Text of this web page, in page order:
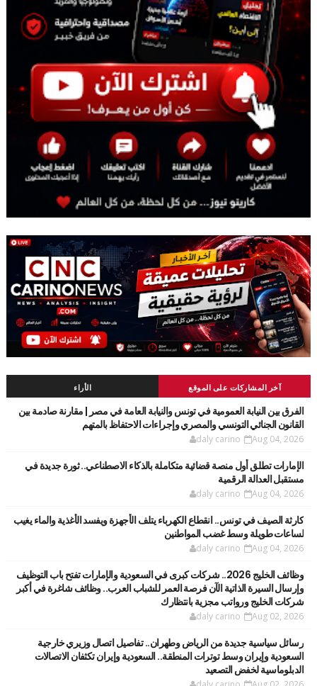
آخر المشاركات على الموقع الأراء
الفرق بين النيابة العمومية في تونس والنيابة العامة في مصر | مقارنة صادمة بين
القانون الجنائي التونسي والمصري وإجراءات الاحتفاظ بالمتهم
daly carino Aug 04, 2026
الإمارات تطلق أول منصة قضائية متكاملة بالذكاء الاصطناعي.. ثورة جديدة في
مستقبل العدالة الرقمية
daly carino Aug 04, 2026
كارثة الصيف في تونس.. انقطاع الكهرباء يتلف الأجهزة ويفسد الأغذية والماء يغيب
لساعات طويلة وسط غضب المواطنين
daly carino Aug 04, 2026
وظائف الخليج 2026.. شركات كبرى في السعودية والإمارات تفتح باب التوظيف
وإرسال السيرة الذاتية الآن فرصة العمر للشباب العرب.. وظائف شاغرة في أكبر
شركات الخليج ورواتب مجزية بانتظارك
daly carino Aug 02, 2026
رسائل سياسية جديدة من الرياض وطهران.. تفاصيل اتصال وزيري خارجية
السعودية وإيران وسط توترات المنطقة.. السعودية وإيران تكثفان الاتصالات
الدبلوماسية لخفض التصعيد